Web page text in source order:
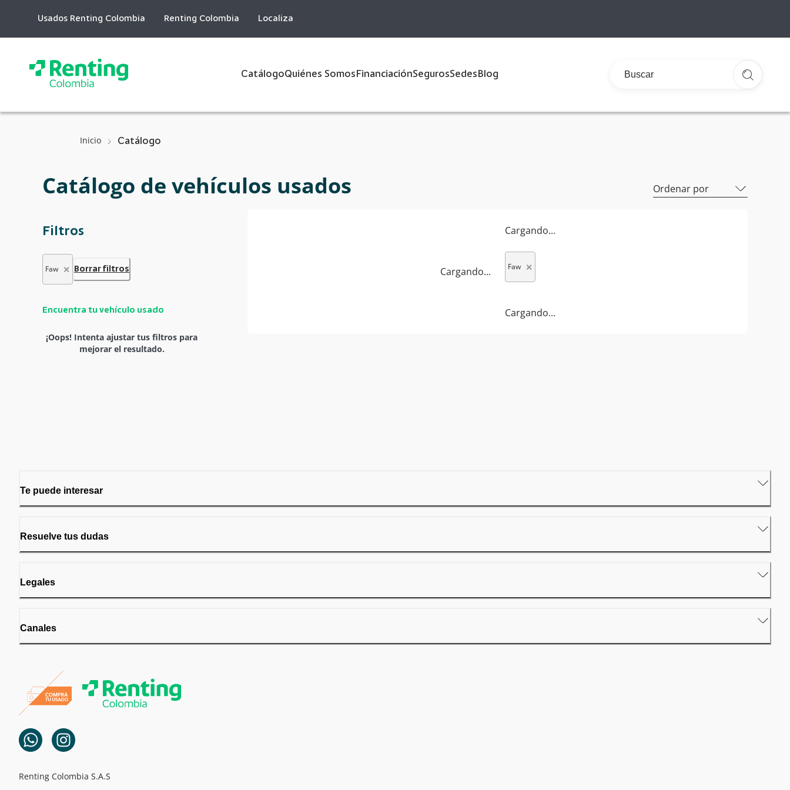
Content
Usados Renting Colombia Renting Colombia Localiza
CatálogoQuiénes SomosFinanciaciónSegurosSedesBlog
Inicio Catálogo
Catálogo de vehículos usados Ordenar por
Filtros
Faw ✕ Borrar filtros
Encuentra tu vehículo usado
¡Oops! Intenta ajustar tus filtros para
mejorar el resultado.
Cargando...
Cargando...
Faw ✕
Cargando...
Te puede interesar
Resuelve tus dudas
Legales
Canales
Renting Colombia S.A.S